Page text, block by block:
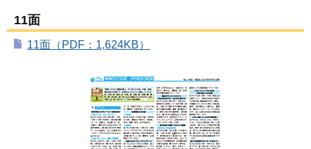
11面
11面（PDF：1,624KB）